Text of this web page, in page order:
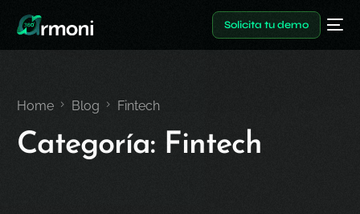
Solicita tu demo
Home Blog Fintech
Categoría: Fintech